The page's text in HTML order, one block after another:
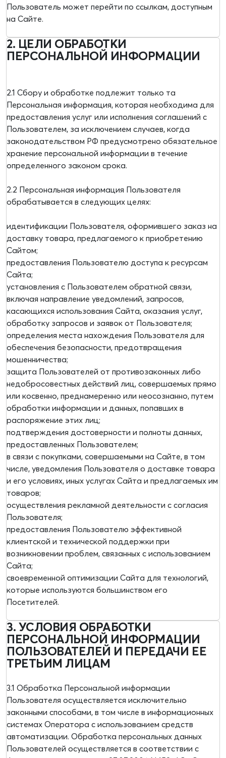
Пользователь может перейти по ссылкам, доступным
на Сайте.
2. ЦЕЛИ ОБРАБОТКИ
ПЕРСОНАЛЬНОЙ ИНФОРМАЦИИ
2.1 Сбору и обработке подлежит только та
Персональная информация, которая необходима для
предоставления услуг или исполнения соглашений с
Пользователем, за исключением случаев, когда
законодательством РФ предусмотрено обязательное
хранение персональной информации в течение
определенного законом срока.
2.2 Персональная информация Пользователя
обрабатывается в следующих целях:
идентификации Пользователя, оформившего заказ на
доставку товара, предлагаемого к приобретению
Сайтом;
предоставления Пользователю доступа к ресурсам
Сайта;
установления с Пользователем обратной связи,
включая направление уведомлений, запросов,
касающихся использования Сайта, оказания услуг,
обработку запросов и заявок от Пользователя;
определения места нахождения Пользователя для
обеспечения безопасности, предотвращения
мошенничества;
защита Пользователей от противозаконных либо
недобросовестных действий лиц, совершаемых прямо
или косвенно, преднамеренно или неосознанно, путем
обработки информации и данных, попавших в
распоряжение этих лиц;
подтверждения достоверности и полноты данных,
предоставленных Пользователем;
в связи с покупками, совершаемыми на Сайте, в том
числе, уведомления Пользователя о доставке товара
и его условиях, иных услугах Сайта и предлагаемых им
товаров;
осуществления рекламной деятельности с согласия
Пользователя;
предоставления Пользователю эффективной
клиентской и технической поддержки при
возникновении проблем, связанных с использованием
Сайта;
своевременной оптимизации Сайта для технологий,
которые используются большинством его
Посетителей.
3. УСЛОВИЯ ОБРАБОТКИ
ПЕРСОНАЛЬНОЙ ИНФОРМАЦИИ
ПОЛЬЗОВАТЕЛЕЙ И ПЕРЕДАЧИ ЕЕ
ТРЕТЬИМ ЛИЦАМ
3.1 Обработка Персональной информации
Пользователя осуществляется исключительно
законными способами, в том числе в информационных
системах Оператора с использованием средств
автоматизации. Обработка персональных данных
Пользователей осуществляется в соответствии с